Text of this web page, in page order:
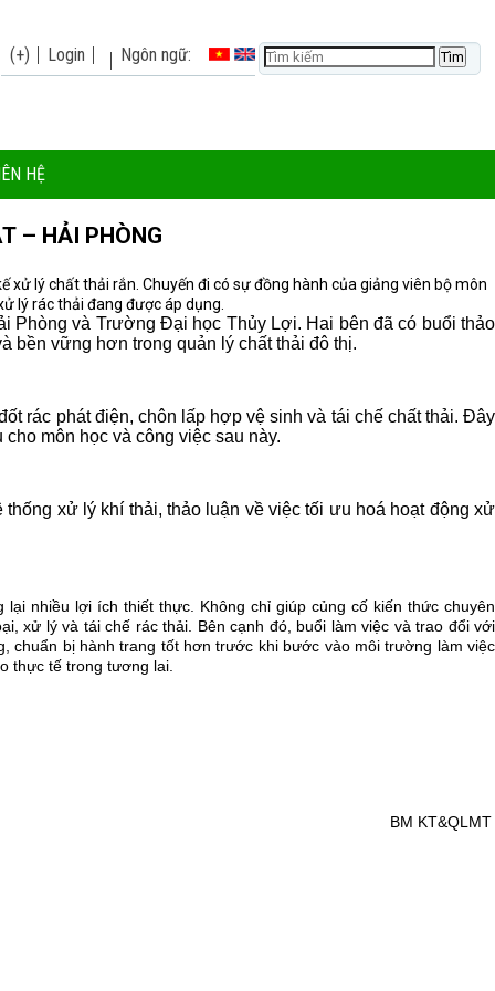
(+) Login Ngôn ngữ:
HỆ
– HẢI PHÒNG
lý chất thải rắn. Chuyến đi có sự đồng hành của giảng viên bộ môn
lý rác thải đang được áp dụng.
Phòng và Trường Đại học Thủy Lợi. Hai bên đã có buổi thảo
bền vững hơn trong quản lý chất thải đô thị.
rác phát điện, chôn lấp hợp vệ sinh và tái chế chất thải. Đây
môn học và công việc sau này.
xử lý khí thải, thảo luận về việc tối ưu hoá hoạt động xử
nhiều lợi ích thiết thực. Không chỉ giúp củng cố kiến thức chuyên
xử lý và tái chế rác thải. Bên cạnh đó, buổi làm việc và trao đổi với
chuẩn bị hành trang tốt hơn trước khi bước vào môi trường làm việc
thực tế trong tương lai.
BM KT&QLMT